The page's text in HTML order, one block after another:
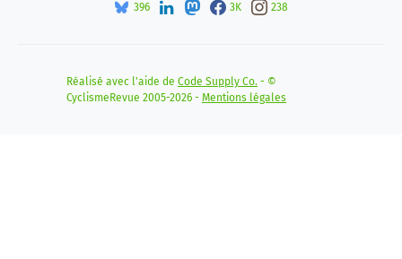
396 3K 238
Réalisé avec l'aide de Code Supply Co. - ©
CyclismeRevue 2005-2026 - Mentions légales